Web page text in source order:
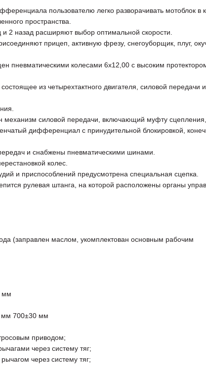
пользователю легко разворачивать мотоблок в
пространства.
назад расширяют выбор оптимальной скорости.
прицеп, активную фрезу, снегоуборщик, плуг,
пневматическими колесами 6х12,00 с высоким
из четырехтактного двигателя, силовой передачи и
механизм силовой передачи, включающий муфту сцепления,
дифференциал с принудительной блокировкой,
и снабжены пневматическими шинами.
колес.
и приспособлений предусмотрена специальная сцепка.
рулевая штанга, на которой расположены органы
(заправлен маслом, укомплектован основным рабочим
мм
мм 700±30 мм
приводом;
через систему тяг;
через систему тяг;